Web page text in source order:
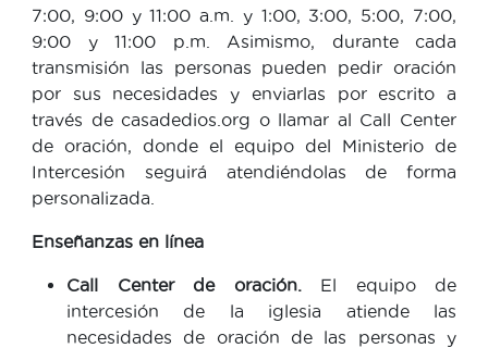
7:00, 9:00 y 11:00 a.m. y 1:00, 3:00, 5:00, 7:00,
9:00 y 11:00 p.m. Asimismo, durante cada
transmisión las personas pueden pedir oración
por sus necesidades y enviarlas por escrito a
través de casadedios.org o llamar al Call Center
de oración, donde el equipo del Ministerio de
Intercesión seguirá atendiéndolas de forma
personalizada.
Enseñanzas en línea
Call Center de oración. El equipo de
intercesión de la iglesia atiende las
necesidades de oración de las personas y